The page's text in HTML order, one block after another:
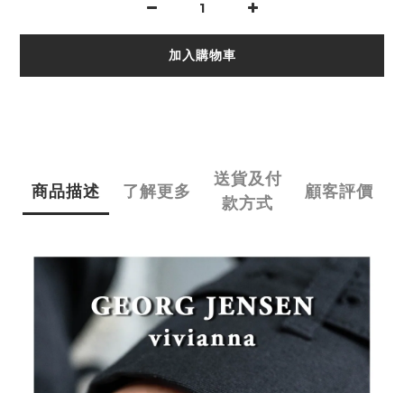
加入購物車
商品描述 了解更多
送貨及付
款方式
顧客評價